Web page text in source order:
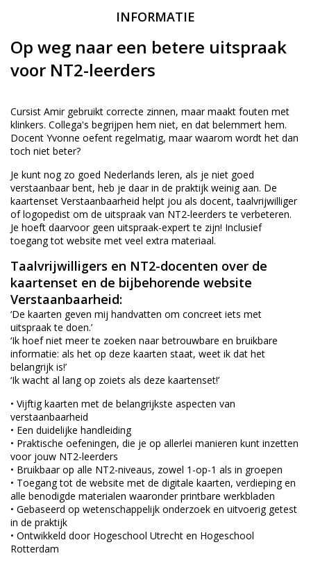
INFORMATIE
Op weg naar een betere uitspraak
voor NT2-leerders
Cursist Amir gebruikt correcte zinnen, maar maakt fouten met
klinkers. Collega's begrijpen hem niet, en dat belemmert hem.
Docent Yvonne oefent regelmatig, maar waarom wordt het dan
toch niet beter?
Je kunt nog zo goed Nederlands leren, als je niet goed
verstaanbaar bent, heb je daar in de praktijk weinig aan. De
kaartenset Verstaanbaarheid helpt jou als docent, taalvrijwilliger
of logopedist om de uitspraak van NT2-leerders te verbeteren.
Je hoeft daarvoor geen uitspraak-expert te zijn! Inclusief
toegang tot website met veel extra materiaal.
Taalvrijwilligers en NT2-docenten over de
kaartenset en de bijbehorende website
Verstaanbaarheid:
‘De kaarten geven mij handvatten om concreet iets met
uitspraak te doen.’
‘Ik hoef niet meer te zoeken naar betrouwbare en bruikbare
informatie: als het op deze kaarten staat, weet ik dat het
belangrijk is!’
‘Ik wacht al lang op zoiets als deze kaartenset!’
• Vijftig kaarten met de belangrijkste aspecten van
verstaanbaarheid
• Een duidelijke handleiding
• Praktische oefeningen, die je op allerlei manieren kunt inzetten
voor jouw NT2-leerders
• Bruikbaar op alle NT2-niveaus, zowel 1-op-1 als in groepen
• Toegang tot de website met de digitale kaarten, verdieping en
alle benodigde materialen waaronder printbare werkbladen
• Gebaseerd op wetenschappelijk onderzoek en uitvoerig getest
in de praktijk
• Ontwikkeld door Hogeschool Utrecht en Hogeschool
Rotterdam